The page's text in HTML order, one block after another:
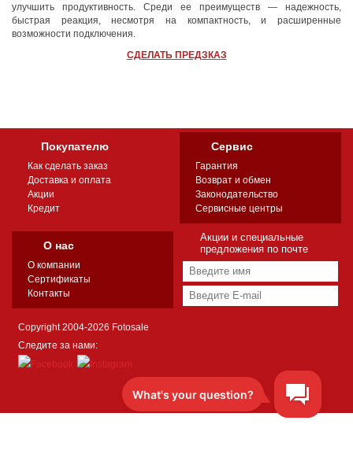
улучшить продуктивность. Среди ее преимуществ — надежность,
быстрая реакция, несмотря на компактность, и расширенные
возможности подключения.
СДЕЛАТЬ ПРЕДЗКАЗ
Покупателю
Как сделать заказ
Доставка и оплата
Акции
Кредит
Сервис
Гарантия
Возврат и обмен
Законодательство
Сервисные центры
О нас
О компании
Сертификаты
Контакты
Акции и специальные
предложения по почте
Copyright 2004-2026 Fotosale
Следите за нами: